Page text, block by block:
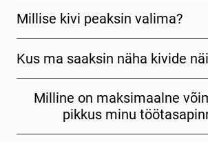
Millise kivi peaksin valima?
Kus ma saaksin näha kivide
Milline on maksimaalne
pikkus minu